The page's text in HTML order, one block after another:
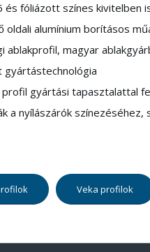
és fóliázott színes kivitelben
oldali alumínium borításos
ablakprofil, magyar
gyártási tapasztalattal
a nyílászárók
Veka profilok